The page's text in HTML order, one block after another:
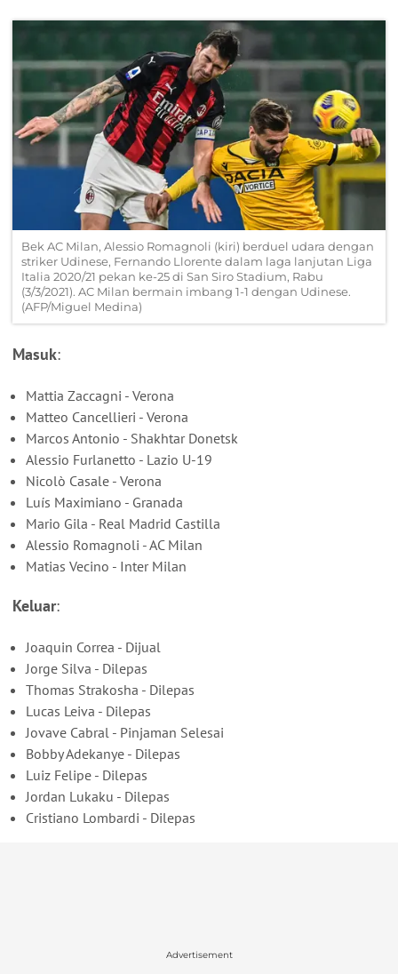
Bek AC Milan, Alessio Romagnoli (kiri) berduel udara dengan
striker Udinese, Fernando Llorente dalam laga lanjutan Liga
Italia 2020/21 pekan ke-25 di San Siro Stadium, Rabu
(3/3/2021). AC Milan bermain imbang 1-1 dengan Udinese.
(AFP/Miguel Medina)
Masuk:
Mattia Zaccagni - Verona
Matteo Cancellieri - Verona
Marcos Antonio - Shakhtar Donetsk
Alessio Furlanetto - Lazio U-19
Nicolò Casale - Verona
Luís Maximiano - Granada
Mario Gila - Real Madrid Castilla
Alessio Romagnoli - AC Milan
Matias Vecino - Inter Milan
Keluar:
Joaquin Correa - Dijual
Jorge Silva - Dilepas
Thomas Strakosha - Dilepas
Lucas Leiva - Dilepas
Jovave Cabral - Pinjaman Selesai
Bobby Adekanye - Dilepas
Luiz Felipe - Dilepas
Jordan Lukaku - Dilepas
Cristiano Lombardi - Dilepas
Advertisement